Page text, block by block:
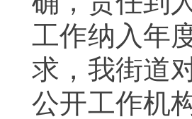
工作纳入年
求，我街道
公开工作机